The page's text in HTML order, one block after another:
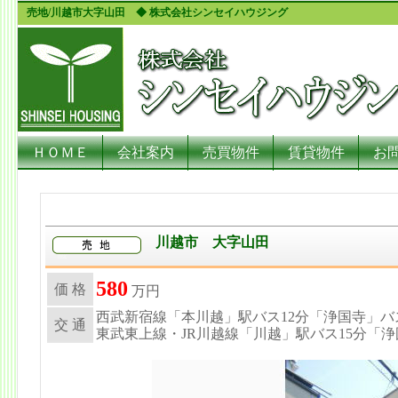
売地/川越市大字山田 ◆ 株式会社シンセイハウジング
ＨＯＭＥ 会社案内 売買物件 賃貸物件 お
川越市 大字山田
価 格 580 万円
交 通
西武新宿線「本川越」駅バス12分「浄国寺」
東武東上線・JR川越線「川越」駅バス15分「